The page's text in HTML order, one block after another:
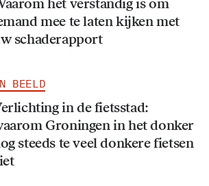
het verstandig is om
mee te laten kijken met
schaderapport
BEELD
in de fietsstad:
Groningen in het donker
steeds te veel donkere fietsen